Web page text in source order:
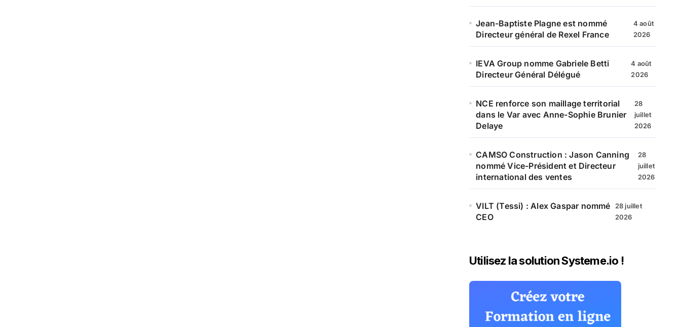
Jean-Baptiste Plagne est nommé
Directeur général de Rexel France
4 août
2026
IEVA Group nomme Gabriele Betti
Directeur Général Délégué
4 août
2026
NCE renforce son maillage territorial
dans le Var avec Anne-Sophie Brunier
Delaye
28
juillet
2026
CAMSO Construction : Jason Canning
nommé Vice-Président et Directeur
international des ventes
28
juillet
2026
VILT (Tessi) : Alex Gaspar nommé
CEO
28 juillet
2026
Utilisez la solution Systeme.io !